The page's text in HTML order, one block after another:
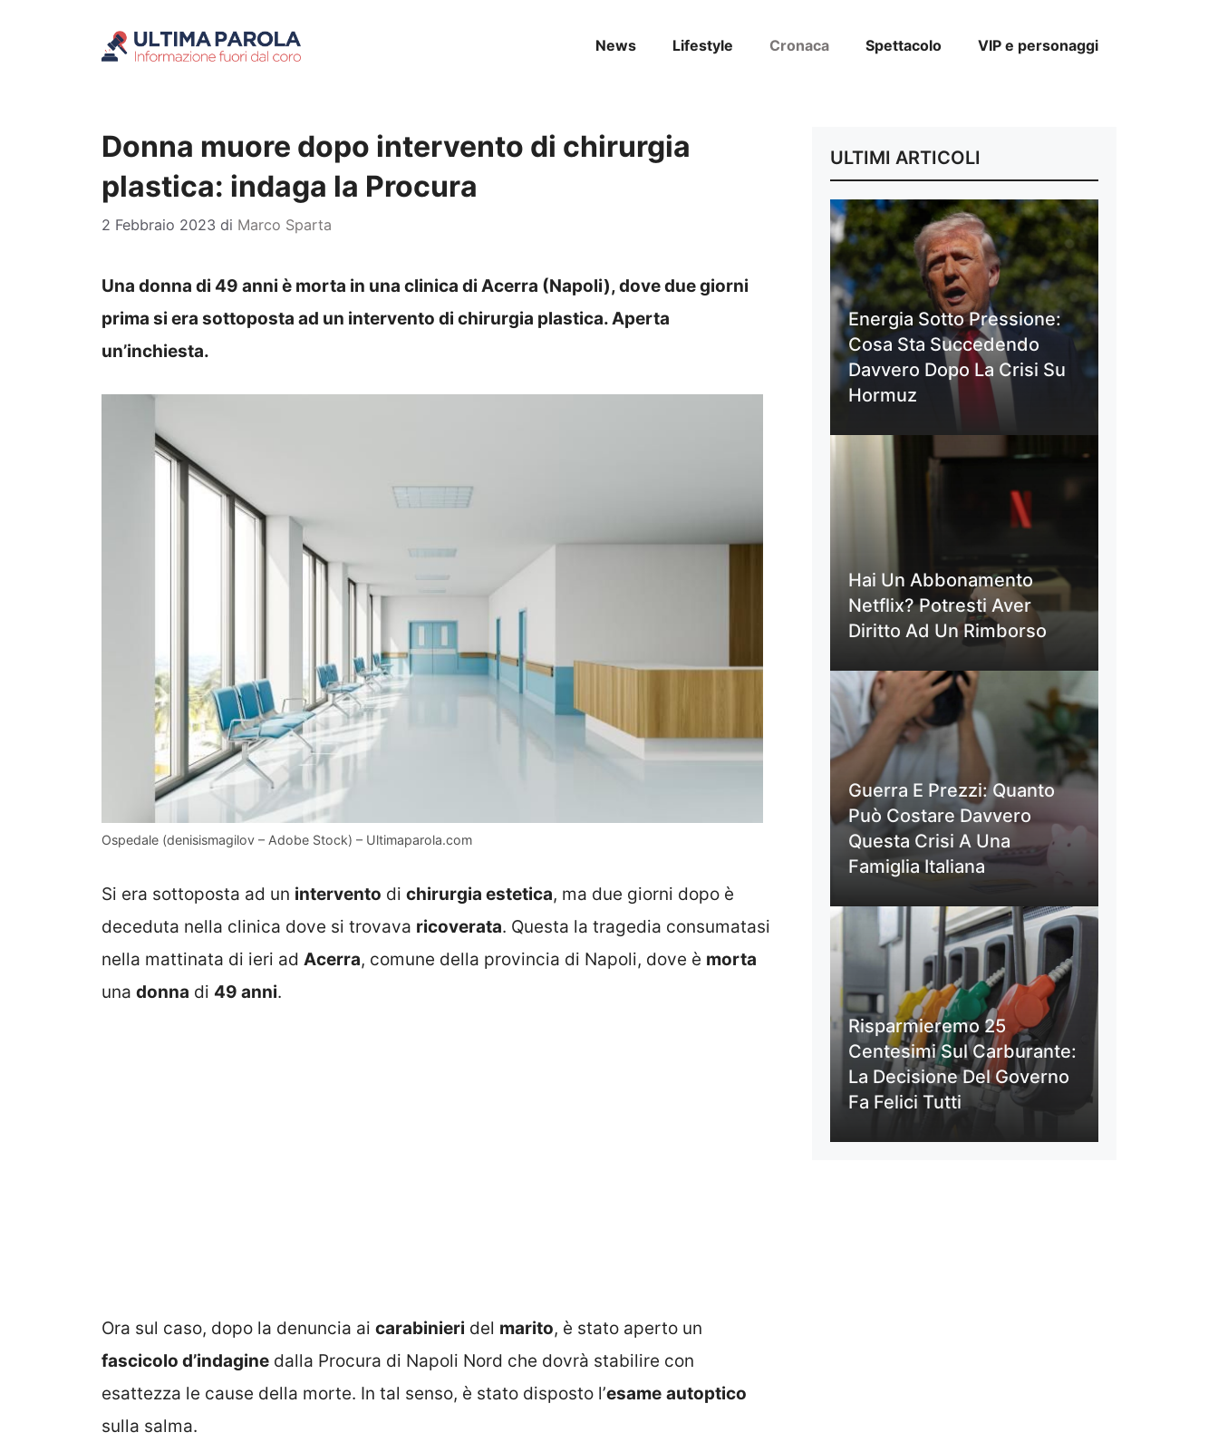
News Lifestyle Cronaca Spettacolo VIP e personaggi
Donna muore dopo intervento di chirurgia
plastica: indaga la Procura
2 Febbraio 2023 di Marco Sparta
Una donna di 49 anni è morta in una clinica di Acerra (Napoli), dove due giorni
prima si era sottoposta ad un intervento di chirurgia plastica. Aperta
un’inchiesta.
Ospedale (denisismagilov – Adobe Stock) – Ultimaparola.com
Si era sottoposta ad un intervento di chirurgia estetica, ma due giorni dopo è
deceduta nella clinica dove si trovava ricoverata. Questa la tragedia consumatasi
nella mattinata di ieri ad Acerra, comune della provincia di Napoli, dove è morta
una donna di 49 anni.
Ora sul caso, dopo la denuncia ai carabinieri del marito, è stato aperto un
fascicolo d’indagine dalla Procura di Napoli Nord che dovrà stabilire con
esattezza le cause della morte. In tal senso, è stato disposto l’esame autoptico
sulla salma.
ULTIMI ARTICOLI
Energia Sotto Pressione:
Cosa Sta Succedendo
Davvero Dopo La Crisi Su
Hormuz
Hai Un Abbonamento
Netflix? Potresti Aver
Diritto Ad Un Rimborso
Guerra E Prezzi: Quanto
Può Costare Davvero
Questa Crisi A Una
Famiglia Italiana
Risparmieremo 25
Centesimi Sul Carburante:
La Decisione Del Governo
Fa Felici Tutti